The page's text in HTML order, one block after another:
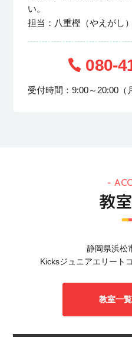
い。
担当：八重樫（やえがし）
080-
受付時間：9:00～20:00（
教
静岡県浜松
Kicksジュニアエリート
教室一